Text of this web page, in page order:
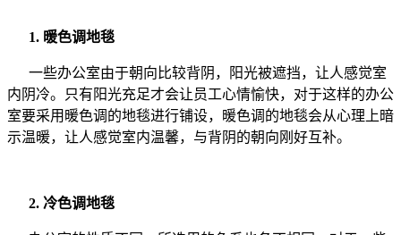
1. 暖色调地毯
一些办公室由于朝向比较背阴，阳光被遮挡，让人感觉室
内阴冷。只有阳光充足才会让员工心情愉快，对于这样的办公
室要采用暖色调的地毯进行铺设，暖色调的地毯会从心理上暗
示温暖，让人感觉室内温馨，与背阴的朝向刚好互补。
2. 冷色调地毯